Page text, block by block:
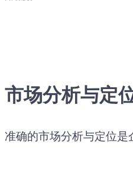
市场分析与定
准确的市场分析与定位是